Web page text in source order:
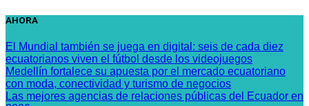
Saltar
contenido
AHORA
El Mundial también se juega en digital: seis de cada diez
ecuatorianos viven el fútbol desde los videojuegos
Medellín fortalece su apuesta por el mercado ecuatoriano
con moda, conectividad y turismo de negocios
Las mejores agencias de relaciones públicas del Ecuador en